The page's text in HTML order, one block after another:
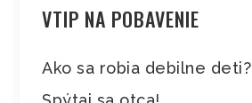
VTIP NA POBAVENIE
Ako sa robia debilne deti?